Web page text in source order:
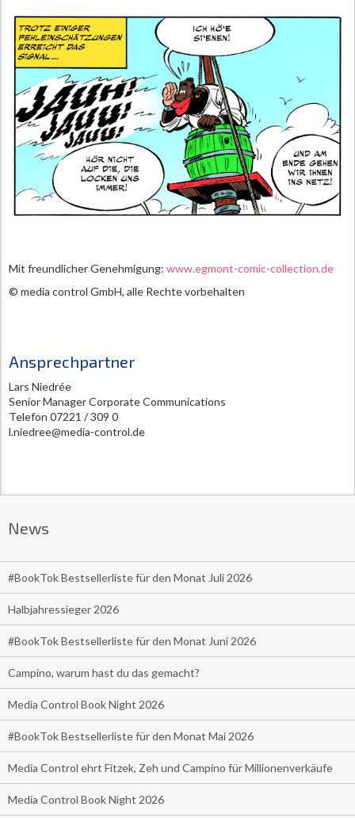
Mit freundlicher Genehmigung: www.egmont-comic-collection.de
© media control GmbH, alle Rechte vorbehalten
Ansprechpartner
Lars Niedrée
Senior Manager Corporate Communications
Telefon 07221 / 309 0
l.niedree@media-control.de
News
#BookTok Bestsellerliste für den Monat Juli 2026
Halbjahressieger 2026
#BookTok Bestsellerliste für den Monat Juni 2026
Campino, warum hast du das gemacht?
Media Control Book Night 2026
#BookTok Bestsellerliste für den Monat Mai 2026
Media Control ehrt Fitzek, Zeh und Campino für Millionenverkäufe
Media Control Book Night 2026